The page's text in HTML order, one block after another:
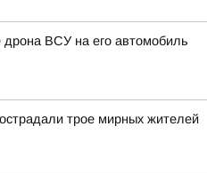
дрона ВСУ на его автомобиль
трое мирных жителей